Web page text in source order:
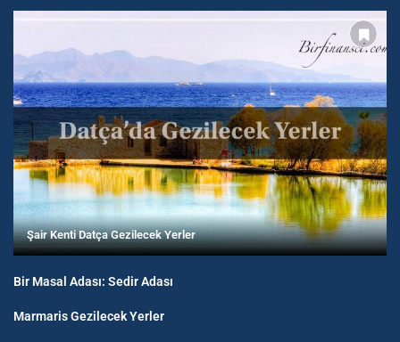
Şair Kenti Datça Gezilecek Yerler
Bir Masal Adası: Sedir Adası
Marmaris Gezilecek Yerler